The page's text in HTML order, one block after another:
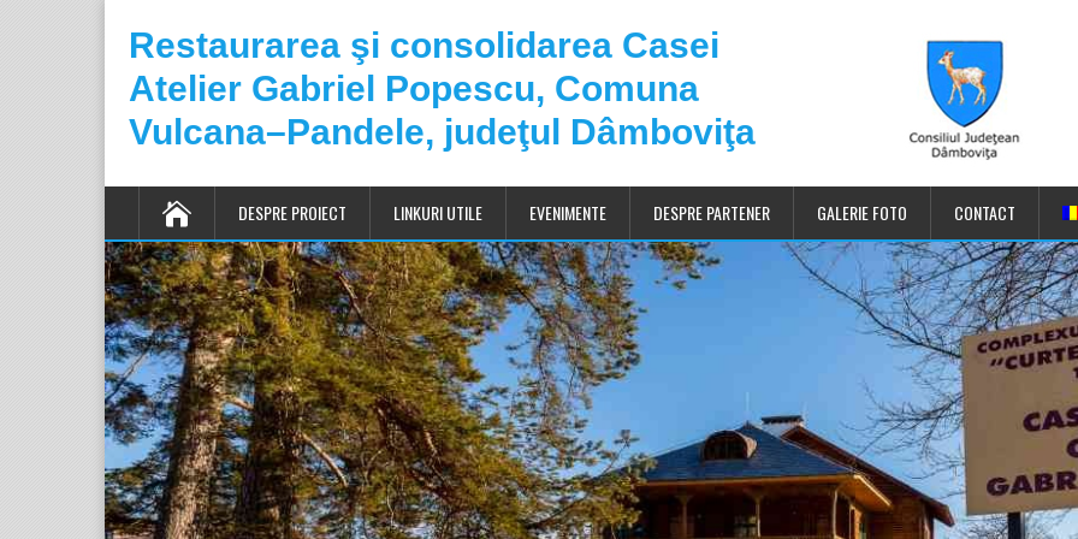
Restaurarea şi consolidarea Casei
Atelier Gabriel Popescu, Comuna
Vulcana–Pandele, judeţul Dâmboviţa
DESPRE PROIECT LINKURI UTILE EVENIMENTE DESPRE PARTENER GALERIE FOTO CONTACT